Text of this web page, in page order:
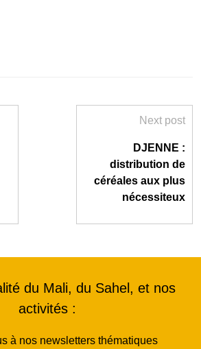
Next post
DJENNE :
distribution de
céréales aux plus
nécessiteux
du Mali, du Sahel, et nos
activités :
à nos newsletters thématiques